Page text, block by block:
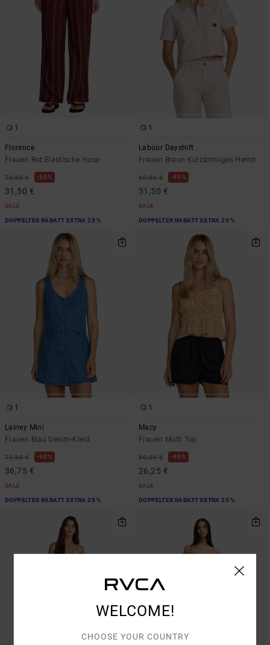
1
Florence
Frauen Rot Elastische Hose
70,00 € 55%
31,50 €
SALE
DOPPELTER RABATT EXTRA 25 %
1
Labour Dayshift
Frauen Braun Kurzärmliges Hemd
60,00 € 48%
31,50 €
SALE
DOPPELTER RABATT EXTRA 25 %
1
Lainey Mini
Frauen Blau Denim-Kleid
70,00 € 48%
36,75 €
SALE
DOPPELTER RABATT EXTRA 25 %
1
Macy
Frauen Multi Top
50,00 € 48%
26,25 €
SALE
DOPPELTER RABATT EXTRA 25 %
WELCOME!
CHOOSE YOUR COUNTRY